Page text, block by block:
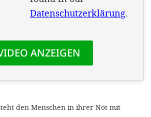
den Menschen in ihrer Not mit